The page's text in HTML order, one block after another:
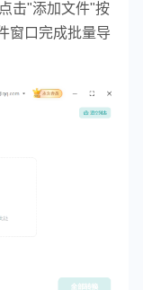
击"添加文件"按
窗口完成批量导